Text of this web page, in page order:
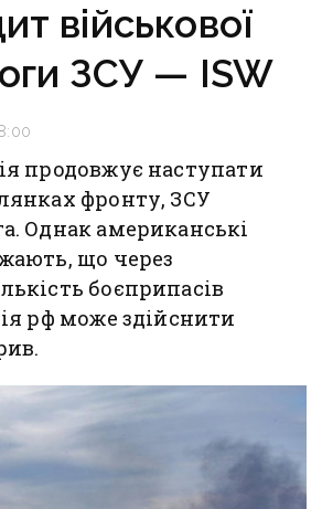
військової
ЗСУ — ISW
продовжує наступати
фронту, ЗСУ
Однак американські
що через
боєприпасів
рф може здійснити